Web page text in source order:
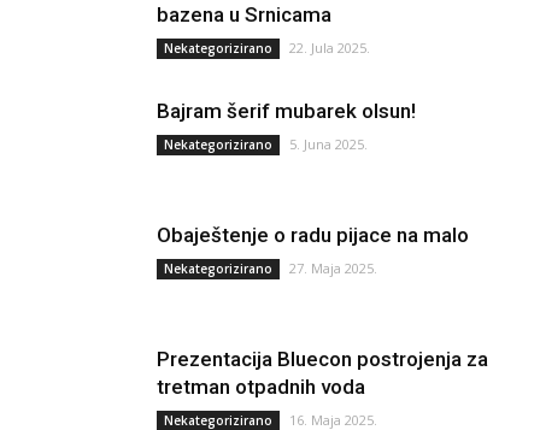
bazena u Srnicama
Nekategorizirano 22. Jula 2025.
Bajram šerif mubarek olsun!
Nekategorizirano 5. Juna 2025.
Obaještenje o radu pijace na malo
Nekategorizirano 27. Maja 2025.
Prezentacija Bluecon postrojenja za
tretman otpadnih voda
Nekategorizirano 16. Maja 2025.